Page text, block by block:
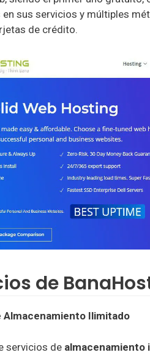
sus servicios y múltiples
de crédito.
de
Almacenamiento Ilimitado
servicios de almacenamiento